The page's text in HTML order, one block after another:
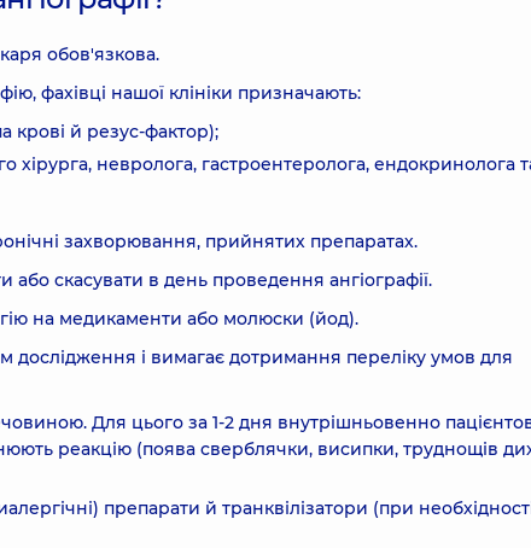
обов'язкова.
фахівці нашої клініки призначають:
крові й резус-фактор);
хірурга, невролога, гастроентеролога, ендокринолога
захворювання, прийнятих препаратах.
скасувати в день проведення ангіографії.
на медикаменти або молюски (йод).
дослідження і вимагає дотримання переліку умов для
Для цього за 1-2 дня внутрішньовенно
реакцію (поява сверблячки, висипки, труднощів
препарати й транквілізатори (при